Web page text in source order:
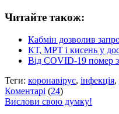
Читайте також:
Кабмін дозволив
КТ, МРТ і кисень у
Від COVID-19 помер
Теги: коронавірус, інфекція,
Коментарі (24)
Вислови свою думку!